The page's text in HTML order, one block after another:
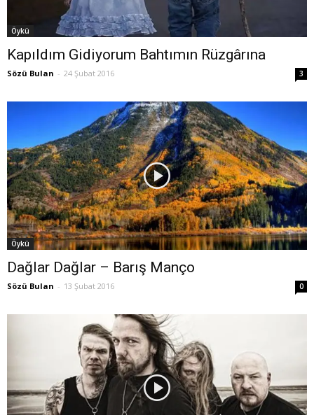
Öykü
Kapıldım Gidiyorum Bahtımın Rüzgârına
Sözü Bulan - 24 Şubat 2016 3
Öykü
Dağlar Dağlar – Barış Manço
Sözü Bulan - 13 Şubat 2016 0